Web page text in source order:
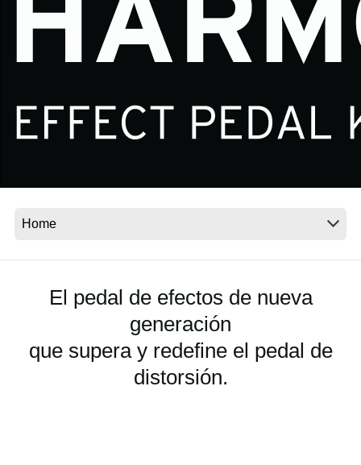
Ubicación
Redes Sociales
Acerca de KORG
El pedal de efectos de nueva
generación
que supera y redefine el pedal de
distorsión.